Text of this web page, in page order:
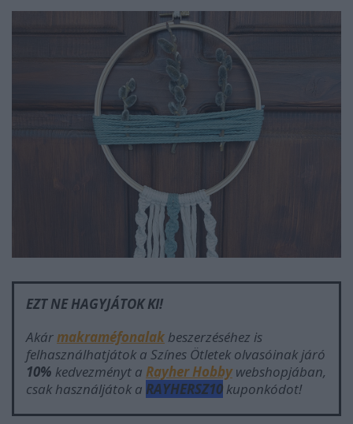
EZT NE HAGYJÁTOK KI!
Akármakraméfonalak beszerzéséhez is
felhasználhatjátok a Színes Ötletek olvasóinak járó
10% kedvezményt a Rayher Hobbywebshopjában,
csak használjátok a RAYHERSZ10 kuponkódot!